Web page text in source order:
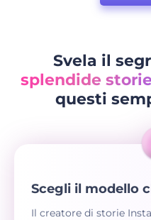
Svela il
splendide
questi
Scegli il modello
Il creatore di storie